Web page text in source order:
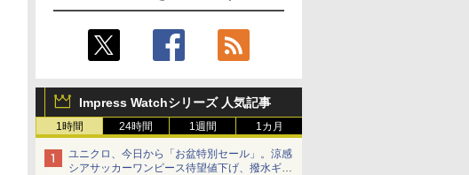
Impress Watchシリーズ 人気記事
1時間 24時間 1週間 1カ月
ユニクロ、今日から「お盆特別セール」。涼感
シアサッカーワンピース待望値下げ、撥水ギア